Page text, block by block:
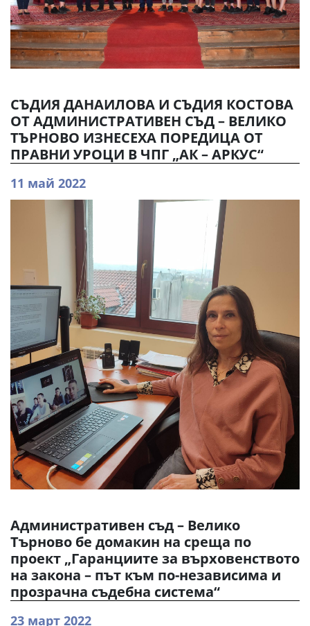
СЪДИЯ ДАНАИЛОВА И СЪДИЯ КОСТОВА
ОТ АДМИНИСТРАТИВЕН СЪД – ВЕЛИКО
ТЪРНОВО ИЗНЕСЕХА ПОРЕДИЦА ОТ
ПРАВНИ УРОЦИ В ЧПГ „АК – АРКУС“
11 май 2022
Административен съд – Велико
Търново бе домакин на среща по
проект „Гаранциите за върховенството
на закона – път към по-независима и
прозрачна съдебна система“
23 март 2022